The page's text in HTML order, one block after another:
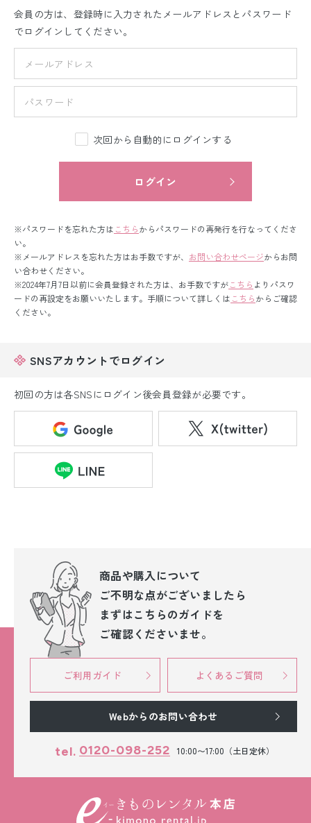
ジュニア着物レンタル
紋付袴レンタル
色打掛&紋付袴レンタル
白無垢&紋付袴レンタル
引き振袖レンタル
会員の方は、登録時に入力されたメールアドレスとパスワード
でログインしてください。
次回から自動的にログインする
ログイン
※パスワードを忘れた方は こちらからパスワードの再発行を行なってくださ
い。
※メールアドレスを忘れた方はお手数ですが、 お問い合わせページからお問
い合わせください。
※2024年7月7日以前に会員登録された方は、お手数ですがこちら よりパスワ
ードの再設定をお願いいたします。手順について詳しくは こちらからご確認
ください。
SNSアカウントでログイン
初回の方は各SNSにログイン後会員登録が必要です。
商品や購入について
ご不明な点がございましたら
まずはこちらのガイドを
ご確認くださいませ。
ご利用ガイド よくあるご質問
Webからのお問い合わせ
tel. 0120-098-252 10:00〜17:00（土日定休）